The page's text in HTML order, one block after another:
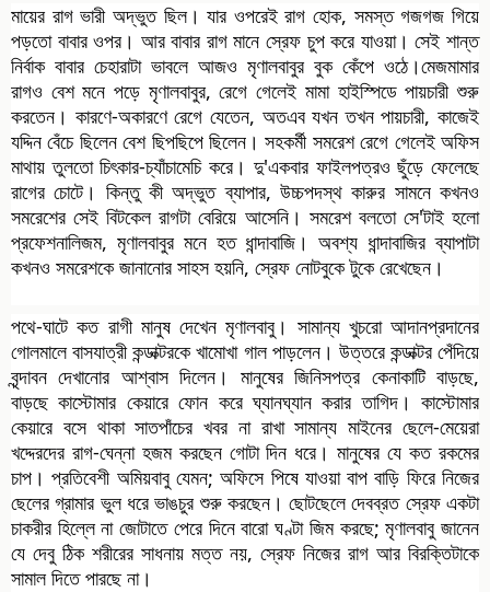
মায়ের রাগ ভারী অদ্ভুত ছিল। যার ওপরেই রাগ হোক, সমস্ত গজগজ গিয়ে
পড়তো বাবার ওপর। আর বাবার রাগ মানে স্রেফ চুপ করে যাওয়া। সেই শান্ত
নির্বাক বাবার চেহারাটা ভাবলে আজও মৃণালবাবুর বুক কেঁপে ওঠে।মেজমামার
রাগও বেশ মনে পড়ে মৃণালবাবুর, রেগে গেলেই মামা হাইস্পিডে পায়চারী শুরু
করতেন। কারণে-অকারণে রেগে যেতেন, অতএব যখন তখন পায়চারী, কাজেই
যদ্দিন বেঁচে ছিলেন বেশ ছিপছিপে ছিলেন। সহকর্মী সমরেশ রেগে গেলেই অফিস
মাথায় তুলতো চিৎকার-চ্যাঁচামেচি করে। দু'একবার ফাইলপত্রও ছুঁড়ে ফেলেছে
রাগের চোটে। কিন্তু কী অদ্ভুত ব্যাপার, উচ্চপদস্থ কারুর সামনে কখনও
সমরেশের সেই বিটকেল রাগটা বেরিয়ে আসেনি। সমরেশ বলতো সে'টাই হলো
প্রফেশনালিজম, মৃণালবাবুর মনে হত ধান্দাবাজি। অবশ্য ধান্দাবাজির ব্যাপাটা
কখনও সমরেশকে জানানোর সাহস হয়নি, স্রেফ নোটবুকে টুকে রেখেছেন।
পথে-ঘাটে কত রাগী মানুষ দেখেন মৃণালবাবু। সামান্য খুচরো আদানপ্রদানের
গোলমালে বাসযাত্রী কন্ডাক্টরকে খামোখা গাল পাড়লেন। উত্তরে কন্ডাক্টর পেঁদিয়ে
বৃন্দাবন দেখানোর আশ্বাস দিলেন। মানুষের জিনিসপত্র কেনাকাটি বাড়ছে,
বাড়ছে কাস্টোমার কেয়ারে ফোন করে ঘ্যানঘ্যান করার তাগিদ। কাস্টোমার
কেয়ারে বসে থাকা সাতপাঁচের খবর না রাখা সামান্য মাইনের ছেলে-মেয়েরা
খদ্দেরদের রাগ-ঘেন্না হজম করছেন গোটা দিন ধরে। মানুষের যে কত রকমের
চাপ। প্রতিবেশী অমিয়বাবু যেমন; অফিসে পিষে যাওয়া বাপ বাড়ি ফিরে নিজের
ছেলের গ্রামার ভুল ধরে ভাঙচুর শুরু করছেন। ছোটছেলে দেবব্রত স্রেফ একটা
চাকরীর হিল্লে না জোটাতে পেরে দিনে বারো ঘণ্টা জিম করছে; মৃণালবাবু জানেন
যে দেবু ঠিক শরীরের সাধনায় মত্ত নয়, স্রেফ নিজের রাগ আর বিরক্তিটাকে
সামাল দিতে পারছে না।